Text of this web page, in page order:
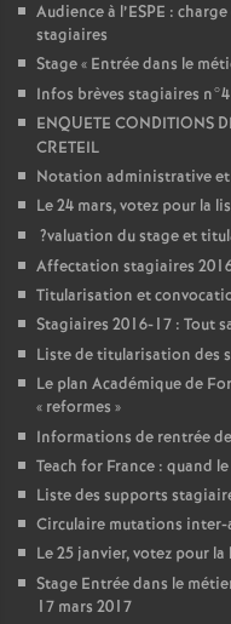
Audience à l’ESPE :
stagiaires
Stage « Entrée dans le
Infos brèves stagiaires n°4
ENQUETE CONDITIONS
CRETEIL
Notation administrative
Le 24 mars, votez pour la
?valuation du stage et
Affectation stagiaires
Titularisation et
Stagiaires 2016-17 : Tout
Liste de titularisation des
Le plan Académique de
« reformes »
Informations de rentrée
Teach for France : quand
Liste des supports
Circulaire mutations inter-
Le 25 janvier, votez pour la
Stage Entrée dans le
17 mars 2017